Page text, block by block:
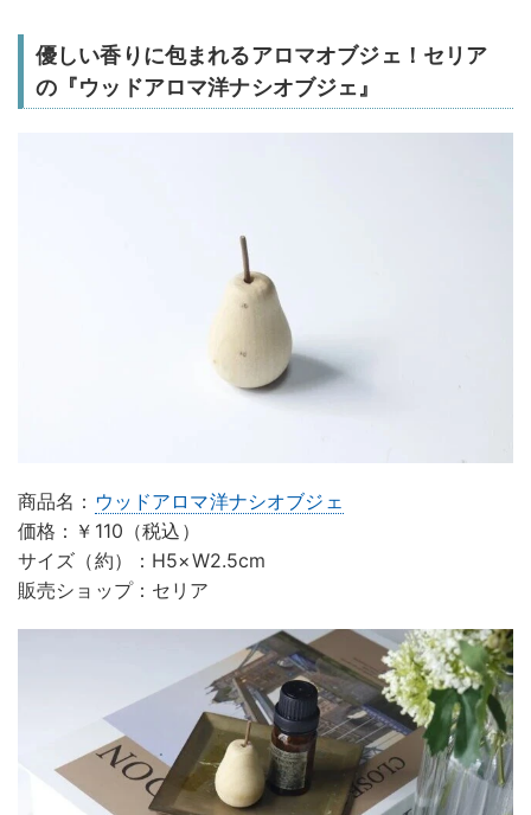
優しい香りに包まれるアロマオブジェ！セリア
の『ウッドアロマ洋ナシオブジェ』
商品名： ウッドアロマ洋ナシオブジェ
価格：￥110（税込）
サイズ（約）：H5×W2.5cm
販売ショップ：セリア